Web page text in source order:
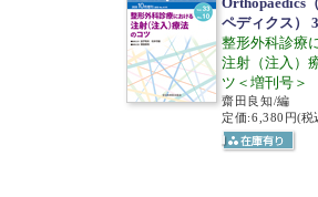
ペディクス）
整形外科診療
注射（注入）
ツ＜増刊号＞
齋田良知/編
定価:6,380円(税